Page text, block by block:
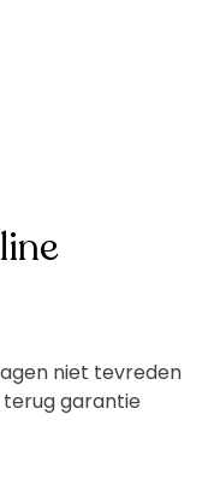
niet tevreden
garantie